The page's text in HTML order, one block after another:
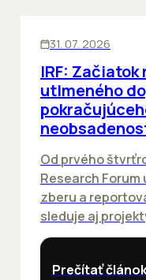
31. 07. 2026
IRF: Začiatok
utlmeného
Od prvého
Research
zberu a
sleduje aj
Prečítať